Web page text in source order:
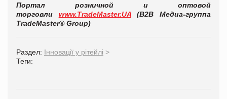
Портал розничной и оптовой
торговли www.TradeMaster.UA(В2В Медиа-группа
TradeMaster® Group)
Раздел: Інновації у рітейлі >
Теги: